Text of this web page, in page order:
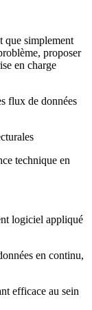
que simplement
proposer
en charge
flux de données
technique en
logiciel appliqué
en continu,
efficace au sein